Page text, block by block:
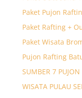
Paket Pujon
Paket Rafting +
Paket Wisata
Pujon Rafting
SUMBER 7
WISATA PULAU